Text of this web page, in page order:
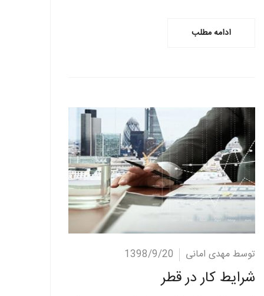
ادامه مطلب
ادامه مطلب توسط مهدی امانی 1398/9/20
شرایط کار در قطر